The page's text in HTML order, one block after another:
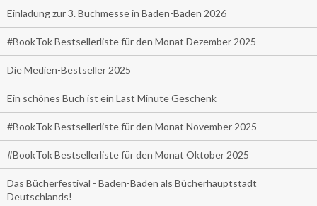
Einladung zur 3. Buchmesse in Baden-Baden 2026
#BookTok Bestsellerliste für den Monat Dezember 2025
Die Medien-Bestseller 2025
Ein schönes Buch ist ein Last Minute Geschenk
#BookTok Bestsellerliste für den Monat November 2025
#BookTok Bestsellerliste für den Monat Oktober 2025
Das Bücherfestival - Baden-Baden als Bücherhauptstadt
Deutschlands!